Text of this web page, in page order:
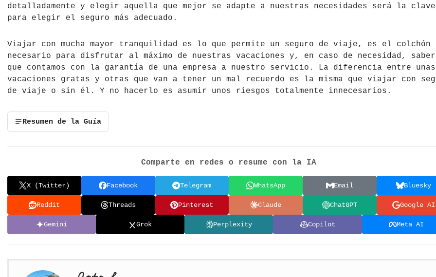
detalladamente y elegir aquella que mejor se adapte a nuestras necesidades será la clave
para elegir el seguro más adecuado.
Viajar con mucha mayor tranquilidad es lo que permite un seguro de viaje, es el colchón
necesario para disfrutar al máximo de nuestras vacaciones y, en caso de necesidad, saber
que contamos con la garantía de una empresa a nuestro servicio. La diferencia entre unas
vacaciones gratas y otras que van a tener un mal recuerdo es la misma que viajar con
de viaje o sin él. Y no hacerlo es asumir unos riesgos totalmente innecesarios.
Resumen de la Guía
Comparte en redes o resume con la IA
X (Twitter) Facebook Telegram WhatsApp Email Bluesky
Reddit Threads Pinterest Claude ChatGPT Google AI
Gemini Grok Perplexity Copilot Meta AI